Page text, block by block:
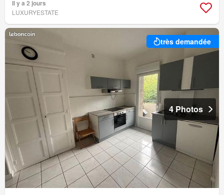
Il y a 2 jours
LUXURYESTATE
très demandée
4 Photos